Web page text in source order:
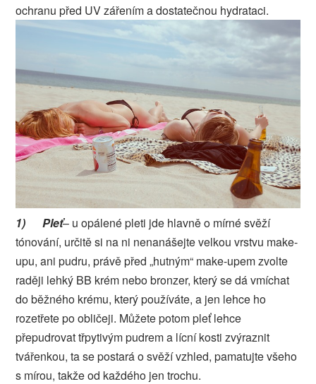
ochranu před UV zářením a dostatečnou hydrataci.
1)Pleť– u opálené pleti jde hlavně o mírné svěží
tónování, určitě si na ni nenanášejte velkou vrstvu make-
upu, ani pudru, právě před „hutným“ make-upem zvolte
raději lehký BB krém nebo bronzer, který se dá vmíchat
do běžného krému, který používáte, a jen lehce ho
rozetřete po obličeji. Můžete potom pleť lehce
přepudrovat třpytivým pudrem a lícní kosti zvýraznit
tvářenkou, ta se postará o svěží vzhled, pamatujte všeho
s mírou, takže od každého jen trochu.